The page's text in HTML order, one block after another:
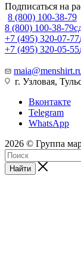
Подписаться на
8 (800) 100-38-79
8 (800) 100-38-79
+7 (495) 320-07-77
+7 (495) 320-05-55
г. Узловая,
Вконтакте
Telegram
WhatsApp
2026 © Группа
Найти